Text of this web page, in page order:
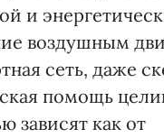
и
воздушным
сеть, даже
помощь
зависят как от